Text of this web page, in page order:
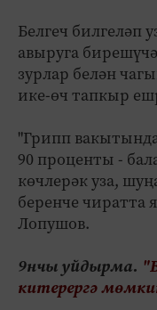
Белгеч билгеләп
авыруга
зурлар белән
ике-өч тапкыр
"Грипп
90 проценты -
көчлерәк уза,
беренче чиратта
Лопушов.
9нчы уйдырма.
китерергә